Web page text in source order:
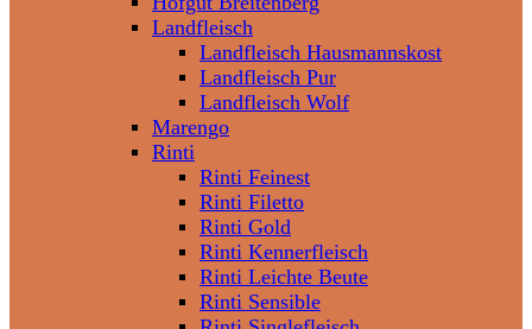
Landfleisch
Landfleisch Hausmannskost
Landfleisch Pur
Landfleisch Wolf
Marengo
Rinti
Rinti Feinest
Rinti Filetto
Rinti Gold
Rinti Kennerfleisch
Rinti Leichte Beute
Rinti Sensible